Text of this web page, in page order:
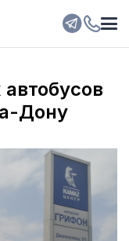
Дону